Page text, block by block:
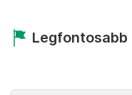
Kövess